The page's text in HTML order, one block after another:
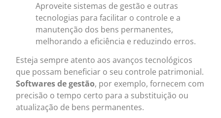
Aproveite sistemas de gestão e outras
tecnologias para facilitar o controle e a
manutenção dos bens permanentes,
melhorando a eficiência e reduzindo erros.
Esteja sempre atento aos avanços tecnológicos
que possam beneficiar o seu controle patrimonial.
Softwares de gestão, por exemplo, fornecem com
precisão o tempo certo para a substituição ou
atualização de bens permanentes.